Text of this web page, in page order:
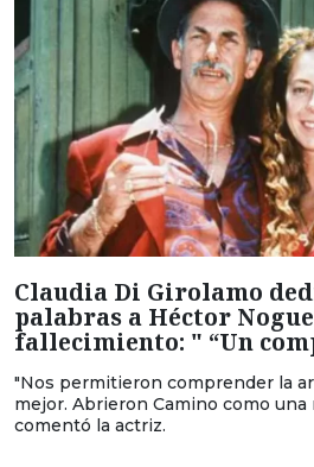
Claudia Di Girolamo
palabras a Héctor
fallecimiento: " “Un
"Nos permitieron comprender la
mejor. Abrieron Camino como
comentó la actriz.